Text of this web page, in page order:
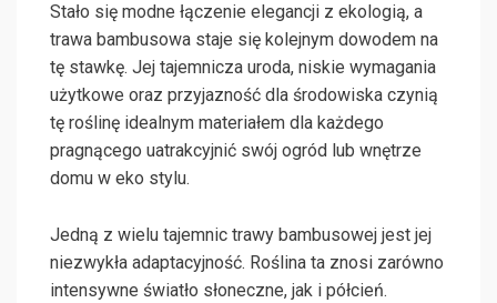
Stało się modne łączenie elegancji z ekologią, a
trawa bambusowa staje się kolejnym dowodem na
tę stawkę. Jej tajemnicza uroda, niskie wymagania
użytkowe oraz przyjazność dla środowiska czynią
tę roślinę idealnym materiałem dla każdego
pragnącego uatrakcyjnić swój ogród lub wnętrze
domu w eko stylu.
Jedną z wielu tajemnic trawy bambusowej jest jej
niezwykła adaptacyjność. Roślina ta znosi zarówno
intensywne światło słoneczne, jak i półcień.